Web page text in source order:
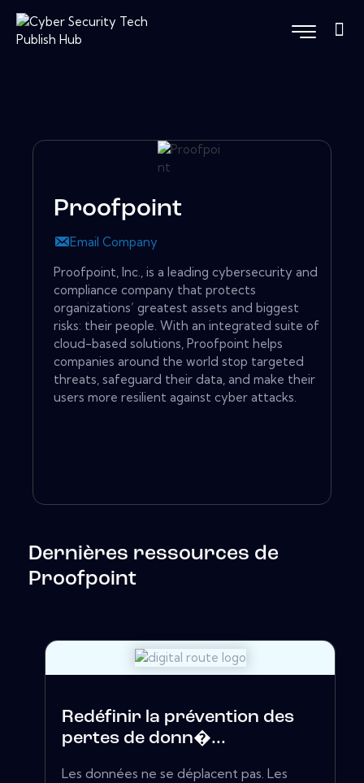
Proofpoint
Email Company
Proofpoint, Inc., is a leading cybersecurity and
compliance company that protects
organizations’ greatest assets and biggest
risks: their people. With an integrated suite of
cloud-based solutions, Proofpoint helps
companies around the world stop targeted
threats, safeguard their data, and make their
users more resilient against cyber attacks.
Dernières ressources de
Proofpoint
Redéfinir la prévention des
pertes de donn�...
Les données ne se déplacent pas. Les